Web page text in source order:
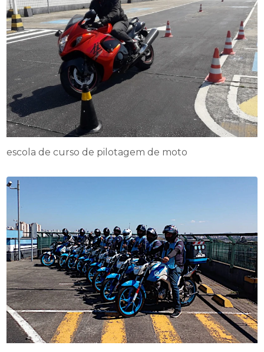
escola de curso de pilotagem de moto